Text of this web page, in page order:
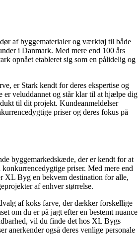
af byggematerialer og værktøj til både
i Danmark. Med mere end 100 års
opnået etableret sig som en pålidelig og
er Stark kendt for deres ekspertise og
er veluddannet og står klar til at hjælpe dig
til dit projekt. Kundeanmeldelser
priser og deres fokus på
byggemarkedskæde, der er kendt for at
priser. Med mere end
XL Byg en bekvem destination for alle,
af enhver størrelse.
af koks farve, der dækker forskellige
om du er på jagt efter en bestemt nuance
vil du finde det hos XL Bygs
anerkender også deres venlige personale